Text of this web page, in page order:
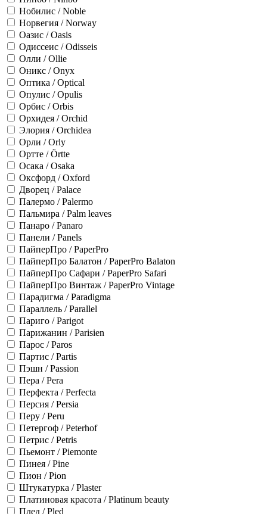
Нобилис / Noble
Норвегия / Norway
Оазис / Oasis
Одиссеис / Odisseis
Олли / Ollie
Оникс / Onyx
Оптика / Optical
Опулис / Opulis
Орбис / Orbis
Орхидея / Orchid
Элория / Orchidea
Орли / Orly
Ортте / Örtte
Осака / Osaka
Оксфорд / Oxford
Дворец / Palace
Палермо / Palermo
Пальмира / Palm leaves
Панаро / Panaro
Панели / Panels
ПайперПро / PaperPro
ПайперПро Балатон / PaperPro Balaton
ПайперПро Сафари / PaperPro Safari
ПайперПро Винтаж / PaperPro Vintage
Парадигма / Paradigma
Параллель / Parallel
Париго / Parigot
Парижанин / Parisien
Парос / Paros
Партис / Partis
Пэшн / Passion
Пера / Pera
Перфекта / Perfecta
Персия / Persia
Перу / Peru
Петергоф / Peterhof
Петрис / Petris
Пьемонт / Piemonte
Пинея / Pine
Пион / Pion
Штукатурка / Plaster
Платиновая красота / Platinum beauty
Плед / Pled